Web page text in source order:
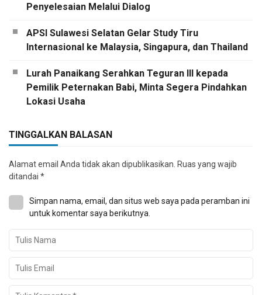
Penyelesaian Melalui Dialog
APSI Sulawesi Selatan Gelar Study Tiru
Internasional ke Malaysia, Singapura, dan Thailand
Lurah Panaikang Serahkan Teguran III kepada
Pemilik Peternakan Babi, Minta Segera Pindahkan
Lokasi Usaha
TINGGALKAN BALASAN
Alamat email Anda tidak akan dipublikasikan. Ruas yang wajib
ditandai *
Simpan nama, email, dan situs web saya pada peramban ini
untuk komentar saya berikutnya.